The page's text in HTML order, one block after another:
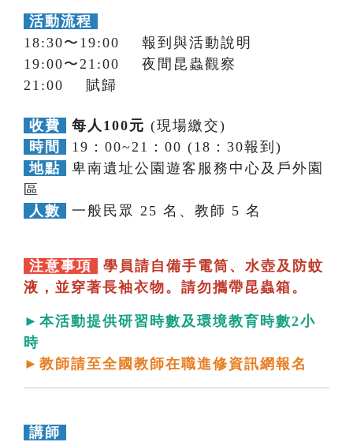
活動流程
18:30〜19:00 報到與活動說明
19:00〜21:00 夜間昆蟲觀察
21:00 賦歸
收費 每人100元 (現場繳交)
時間
19：00~21：00 (18：30報到)
地點
卑南遺址公園遊客服務中心及戶外園
區
人數
一般民眾 25 名、教師 5 名
注意事項
學員請自備手電筒、水壺及防蚊
液，並穿著長袖衣物。請勿攜帶昆蟲箱。
►本活動提供研習時數及環境教育時數2小
時
►教師請至全國教師在職進修資訊網報名
講師